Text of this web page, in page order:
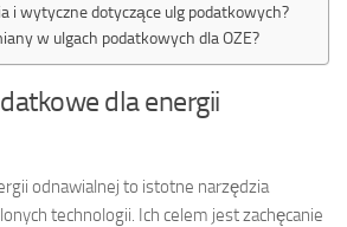
i wytyczne dotyczące ulg podatkowych?
w ulgach podatkowych dla OZE?
dla energii
odnawialnej to istotne narzędzia
technologii. Ich celem jest zachęcanie